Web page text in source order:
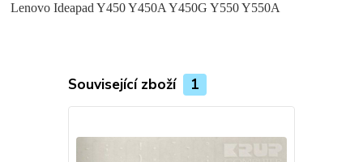
Lenovo Ideapad Y450 Y450A Y450G Y550 Y550A
Související zboží 1